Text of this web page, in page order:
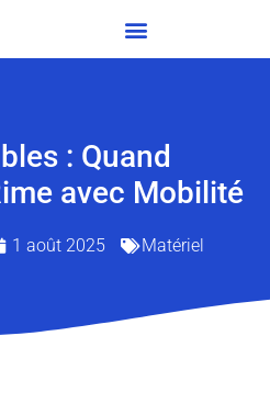
: Quand
avec Mobilité
1 août 2025 Matériel